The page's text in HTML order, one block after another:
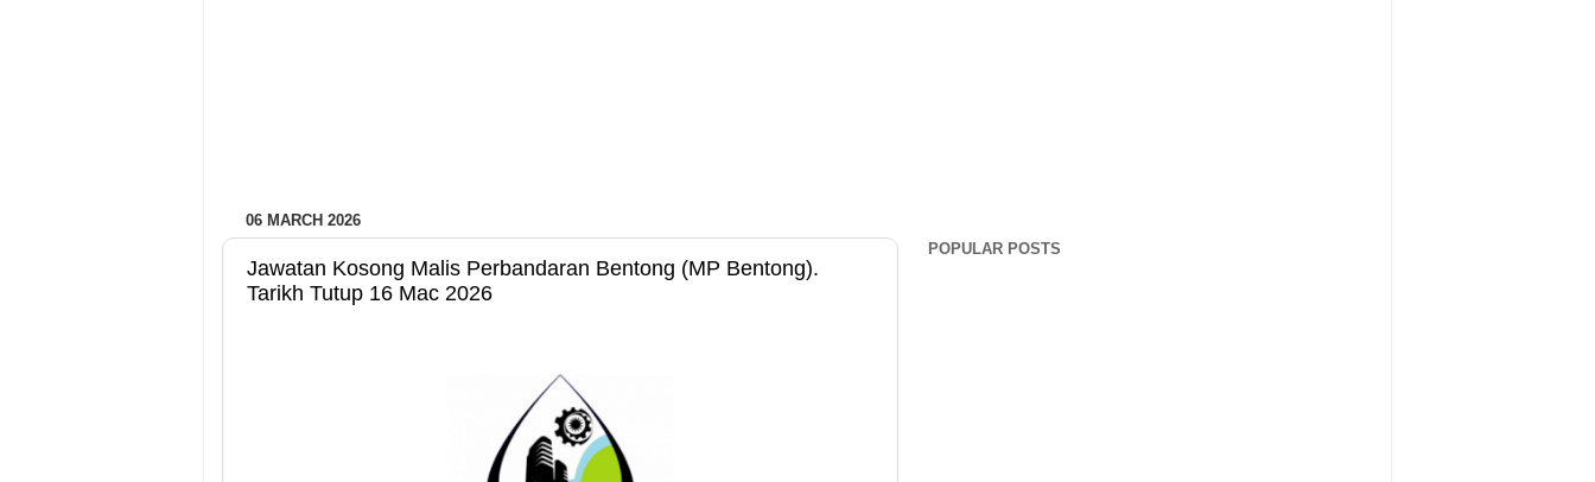
06 MARCH 2026
Jawatan Kosong Malis Perbandaran Bentong (MP Bentong).
Tarikh Tutup 16 Mac 2026
POPULAR POSTS